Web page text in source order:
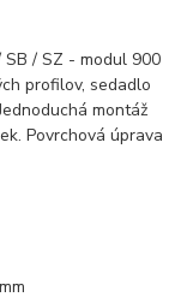
/ SZ - modul 900
profilov, sedadlo
montáž
Povrchová úprava